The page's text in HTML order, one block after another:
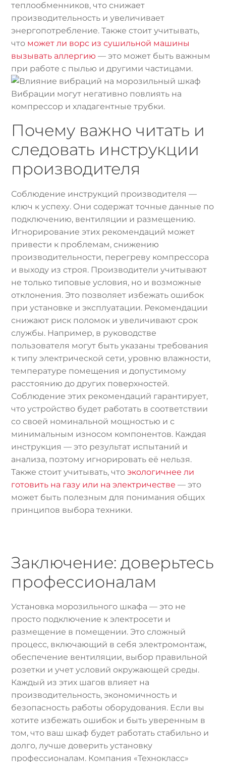
теплообменников, что снижает
производительность и увеличивает
энергопотребление. Также стоит учитывать,
что может ли ворс из сушильной машины
вызывать аллергию — это может быть важным
при работе с пылью и другими частицами.
Вибрации могут негативно повлиять на
компрессор и хладагентные трубки.
Почему важно читать и
следовать инструкции
производителя
Соблюдение инструкций производителя —
ключ к успеху. Они содержат точные данные по
подключению, вентиляции и размещению.
Игнорирование этих рекомендаций может
привести к проблемам, снижению
производительности, перегреву компрессора
и выходу из строя. Производители учитывают
не только типовые условия, но и возможные
отклонения. Это позволяет избежать ошибок
при установке и эксплуатации. Рекомендации
снижают риск поломок и увеличивают срок
службы. Например, в руководстве
пользователя могут быть указаны требования
к типу электрической сети, уровню влажности,
температуре помещения и допустимому
расстоянию до других поверхностей.
Соблюдение этих рекомендаций гарантирует,
что устройство будет работать в соответствии
со своей номинальной мощностью и с
минимальным износом компонентов. Каждая
инструкция — это результат испытаний и
анализа, поэтому игнорировать её нельзя.
Также стоит учитывать, чтоэкологичнее ли
готовить на газу или на электричестве — это
может быть полезным для понимания общих
принципов выбора техники.
Заключение: доверьтесь
профессионалам
Установка морозильного шкафа — это не
просто подключение к электросети и
размещение в помещении. Это сложный
процесс, включающий в себя электромонтаж,
обеспечение вентиляции, выбор правильной
розетки и учет условий окружающей среды.
Каждый из этих шагов влияет на
производительность, экономичность и
безопасность работы оборудования. Если вы
хотите избежать ошибок и быть уверенным в
том, что ваш шкаф будет работать стабильно и
долго, лучше доверить установку
профессионалам. Компания «Технокласс»